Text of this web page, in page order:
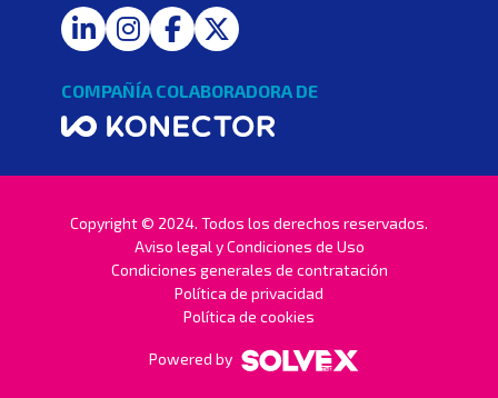
LinkedInInstagram
FacebookTwitter
COMPAÑÍA COLABORADORA DE
Copyright © 2024. Todos los derechos reservados.
Aviso legal y Condiciones de Uso
Condiciones generales de contratación
Política de privacidad
Política de cookies
Powered by